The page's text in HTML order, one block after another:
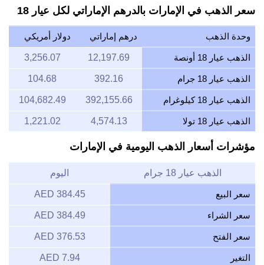
سعر الذهب في الإمارات بالدرهم الإماراتي لكل عيار 18
وحدة الذهب درهم إماراتي دولار أمريكي
الذهب عيار 18 أونصة 12,197.69
3,256.07
الذهب عيار 18 جرام 392.16
104.68
الذهب عيار 18 كيلوغرام 392,155.66
104,682.49
الذهب عيار 18 تولا 4,574.13
1,221.02
مؤشرات أسعار الذهب اليومية في الإمارات
الذهب عيار 18 جرام اليوم
سعر البيع 384.45 AED
سعر الشراء 384.49 AED
سعر الفتح 376.53 AED
التغير 7.94 AED